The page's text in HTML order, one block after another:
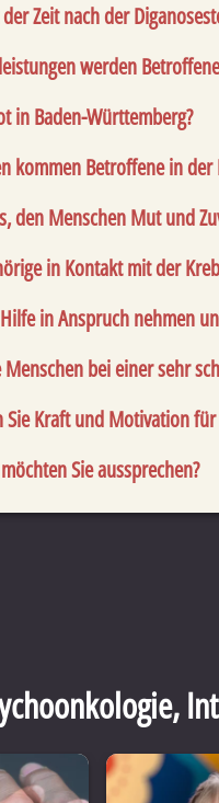
Zeit nach der
werden
in Baden-Württemberg?
Betroffene in der
den Menschen Mut und
in Kontakt mit der
in Anspruch nehmen
bei einer sehr
Kraft und Motivation
Sie aussprechen?
,